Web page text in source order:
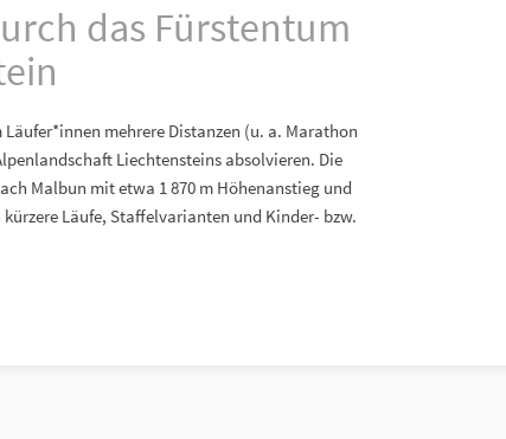
das Fürstentum
mehrere Distanzen (u. a. Marathon
Liechtensteins absolvieren. Die
Malbun mit etwa 1 870 m Höhenanstieg und
Läufe, Staffelvarianten und Kinder- bzw.